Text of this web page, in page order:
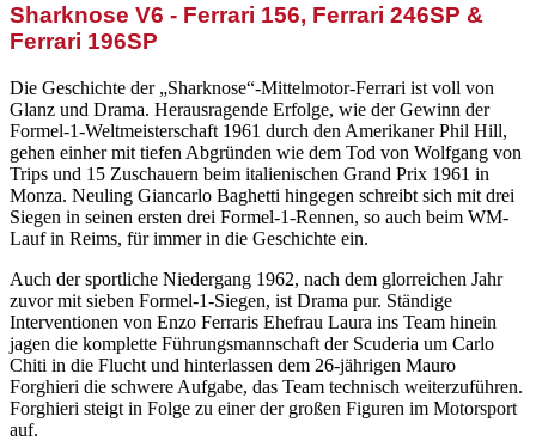
Sharknose V6 - Ferrari 156, Ferrari 246SP &
Ferrari 196SP
Die Geschichte der „Sharknose“-Mittelmotor-Ferrari ist voll von
Glanz und Drama. Herausragende Erfolge, wie der Gewinn der
Formel-1-Weltmeisterschaft 1961 durch den Amerikaner Phil Hill,
gehen einher mit tiefen Abgründen wie dem Tod von Wolfgang von
Trips und 15 Zuschauern beim italienischen Grand Prix 1961 in
Monza. Neuling Giancarlo Baghetti hingegen schreibt sich mit drei
Siegen in seinen ersten drei Formel-1-Rennen, so auch beim WM-
Lauf in Reims, für immer in die Geschichte ein.
Auch der sportliche Niedergang 1962, nach dem glorreichen Jahr
zuvor mit sieben Formel-1-Siegen, ist Drama pur. Ständige
Interventionen von Enzo Ferraris Ehefrau Laura ins Team hinein
jagen die komplette Führungsmannschaft der Scuderia um Carlo
Chiti in die Flucht und hinterlassen dem 26-jährigen Mauro
Forghieri die schwere Aufgabe, das Team technisch weiterzuführen.
Forghieri steigt in Folge zu einer der großen Figuren im Motorsport
auf.